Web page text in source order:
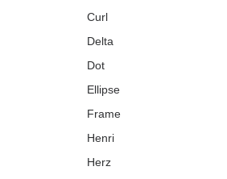
Curl
Delta
Dot
Ellipse
Frame
Henri
Herz